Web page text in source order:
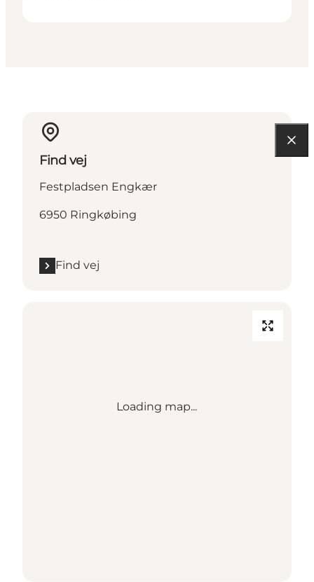
Find vej
Festpladsen Engkær
6950 Ringkøbing
Find vej
Loading map...